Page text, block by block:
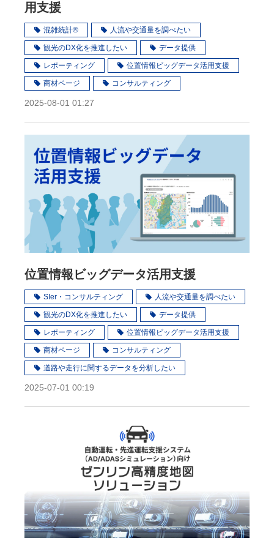
用支援
混雑統計® 人流や交通量を調べたい
観光のDX化を推進したい データ提供
レポーティング 位置情報ビッグデータ活用支援
商材ページ コンサルティング
2025-08-01 01:27
位置情報ビッグデータ活用支援
SIer・コンサルティング 人流や交通量を調べたい
観光のDX化を推進したい データ提供
レポーティング 位置情報ビッグデータ活用支援
商材ページ コンサルティング
道路や走行に関するデータを分析したい
2025-07-01 00:19